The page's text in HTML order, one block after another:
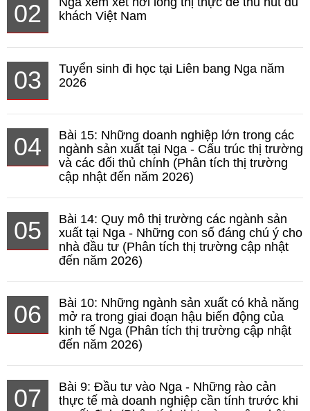
02
khách Việt Nam
03
Tuyển sinh đi học tại Liên bang Nga năm
2026
04
Bài 15: Những doanh nghiệp lớn trong các
ngành sản xuất tại Nga - Cấu trúc thị trường
và các đối thủ chính (Phân tích thị trường
cập nhật đến năm 2026)
05
Bài 14: Quy mô thị trường các ngành sản
xuất tại Nga - Những con số đáng chú ý cho
nhà đầu tư (Phân tích thị trường cập nhật
đến năm 2026)
06
Bài 10: Những ngành sản xuất có khả năng
mở ra trong giai đoạn hậu biến động của
kinh tế Nga (Phân tích thị trường cập nhật
đến năm 2026)
07
Bài 9: Đầu tư vào Nga - Những rào cản
thực tế mà doanh nghiệp cần tính trước khi